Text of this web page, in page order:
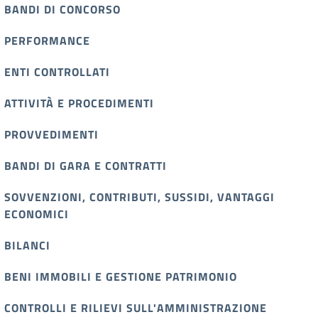
BANDI DI CONCORSO
PERFORMANCE
ENTI CONTROLLATI
ATTIVITÀ E PROCEDIMENTI
PROVVEDIMENTI
BANDI DI GARA E CONTRATTI
SOVVENZIONI, CONTRIBUTI, SUSSIDI, VANTAGGI
ECONOMICI
BILANCI
BENI IMMOBILI E GESTIONE PATRIMONIO
CONTROLLI E RILIEVI SULL'AMMINISTRAZIONE